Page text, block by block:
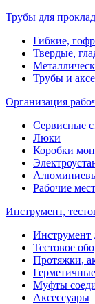
Трубы для
Гибкие,
Твердые,
Трубы и
Организация
Сервисные
Люки
Коробки
Рабочие
Инструмент,
Инструмент
Тестовое
Протяжки,
Муфты
Аксессуары